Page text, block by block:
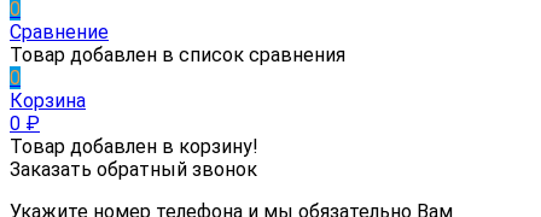
0
Сравнение
Товар добавлен в список сравнения
0
Корзина
0 ₽
Товар добавлен в корзину!
Заказать обратный звонок
Укажите номер телефона и мы обязательно Вам